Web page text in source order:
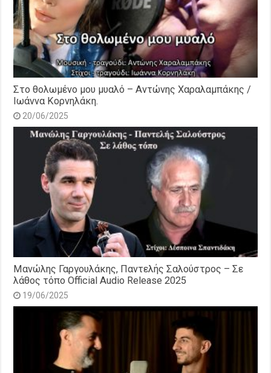
Στο θολωμένο μου μυαλό – Αντώνης Χαραλαμπάκης /
Ιωάννα Κορνηλάκη.
20/06/2025
Μανώλης Γαργουλάκης, Παντελής Σαλούστρος – Σε
λάθος τόπο Official Audio Release 2025
19/06/2025